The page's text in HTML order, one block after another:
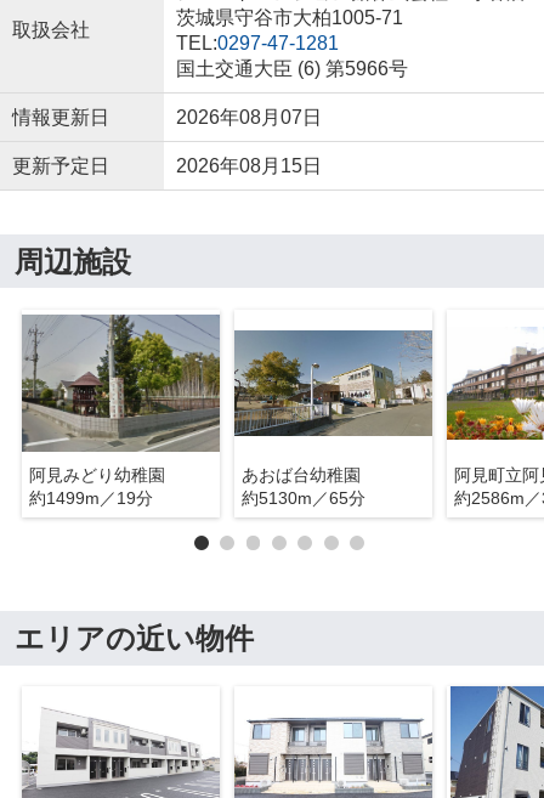
取扱会社
茨城県守谷市大柏1005-71
TEL:0297-47-1281
国土交通大臣 (6) 第5966号
情報更新日 2026年08月07日
更新予定日 2026年08月15日
周辺施設
阿見みどり幼稚園
約1499m／19分
あおば台幼稚園
約5130m／65分
約2586m
エリアの近い物件